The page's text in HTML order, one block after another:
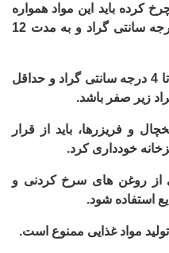
کرده باید این مواد همواره
در یخچال و در دمای کمتر از 4 درجه سانتی گراد و به مدت 12
میزان دمای یخچال باید بین 1 تا 4 درجه سانتی گراد و حداقل
و فریزرها، باید از قرار
خودداری کرد.
از روغن های سرخ کردنی و
استفاده شود.
مواد غذایی ممنوع است.